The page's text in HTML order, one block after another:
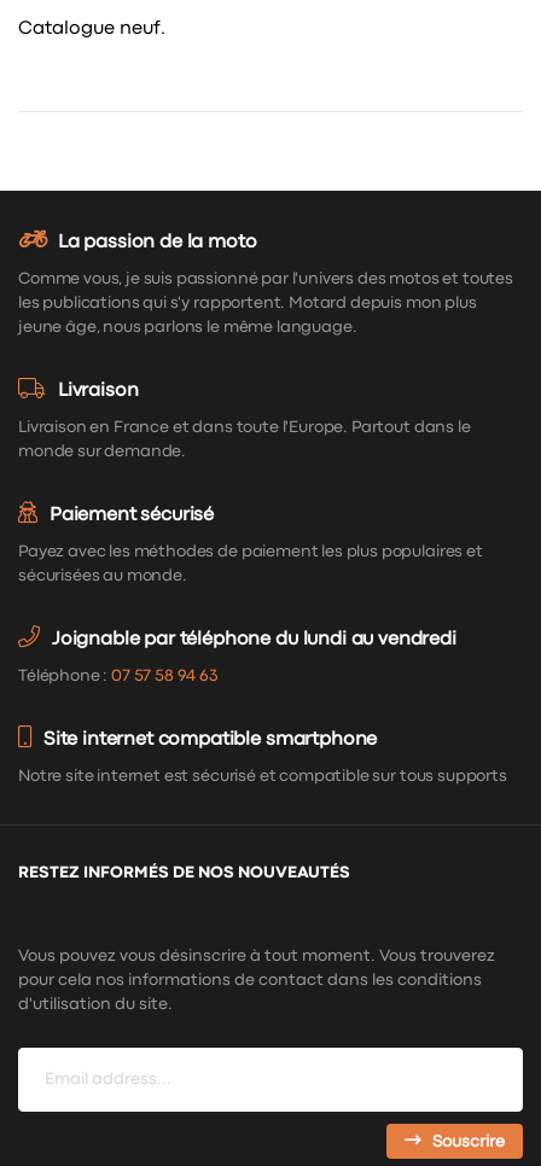
Catalogue neuf.
La passion de la moto
Comme vous, je suis passionné par l'univers des motos et toutes
les publications qui s'y rapportent. Motard depuis mon plus
jeune âge, nous parlons le même language.
Livraison
Livraison en France et dans toute l'Europe. Partout dans le
monde sur demande.
Paiement sécurisé
Payez avec les méthodes de paiement les plus populaires et
sécurisées au monde.
Joignable par téléphone du lundi au vendredi
Téléphone :07 57 58 94 63
Site internet compatible smartphone
Notre site internet est sécurisé et compatible sur tous supports
RESTEZ INFORMÉS DE NOS NOUVEAUTÉS
Vous pouvez vous désinscrire à tout moment. Vous trouverez
pour cela nos informations de contact dans les conditions
d'utilisation du site.
Souscrire